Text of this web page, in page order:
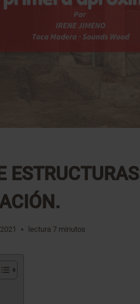
lectura 7 minutos